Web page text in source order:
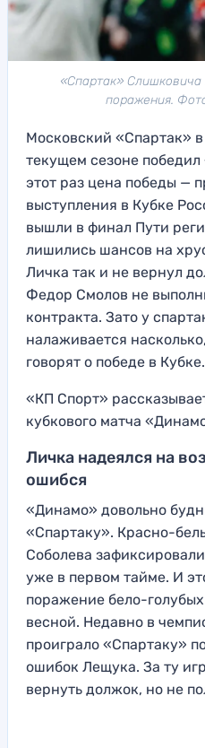
«Спартак» Слишковича
поражения.
Московский «Спартак»
текущем сезоне
этот раз цена победы —
выступления в Кубке
вышли в финал Пути
лишились шансов на
Личка так и не вернул
Федор Смолов не
контракта. Зато у
налаживается
говорят о победе в Кубке.
«КП Спорт»
кубкового матча
Личка надеялся на
ошибся
«Динамо» довольно
«Спартаку». Красно-
Соболева
уже в первом тайме. И
поражение бело-
весной. Недавно в
проиграло «Спартаку»
ошибок Лещука. За ту
вернуть должок, но не